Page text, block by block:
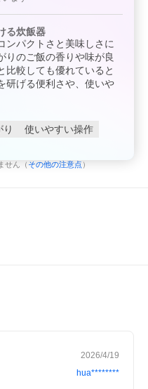
る炊飯器
ンパクトさと美味しさに
りのご飯の香りや味が良
比較しても優れていると
研げる便利さや、使いや
使いやすい操作
せん（ その他の注意点 ）
2026/4/19
hua********